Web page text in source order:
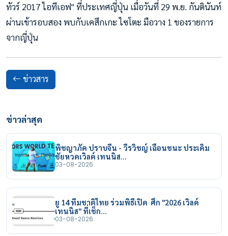
ทัวร์ 2017 ไอทีเอฟ" ที่ประเทศญี่ปุ่น เมื่อวันที่ 29 พ.ย. กันตินันท์
ผ่านเข้ารอบสอง พบกับเคสึกเกะ ไซโตะ มือวาง 1 ของรายการ
จากญี่ปุ่น
ข่าวสาร
ข่าวล่าสุด
พิชญาภัค ปราบจีน - วีรวิชญ์ เฉือนชนะ ประเดิม
ชัยหวดเวิลด์ เทนนิส…
03-08-2026
ยู 14 ทีมชาติไทย ร่วมพิธีเปิด ศึก "2026 เวิลด์
เทนนิส" ที่เช็ก…
03-08-2026